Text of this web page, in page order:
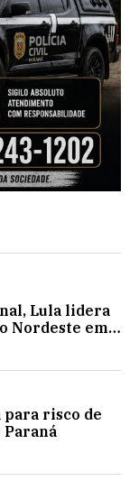
Lula lidera
Nordeste em
risco de